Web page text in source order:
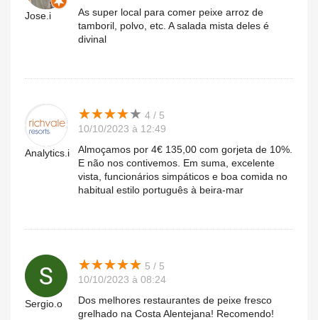
Jose.i
As super local para comer peixe arroz de
tamboril, polvo, etc. A salada mista deles é
divinal
Analytics.i
★★★★★
★★★★★ 4 / 5
10/10/2023 à 12:49
Almoçamos por 4€ 135,00 com gorjeta de 10%.
E não nos contivemos. Em suma, excelente
vista, funcionários simpáticos e boa comida no
habitual estilo português à beira-mar
Sergio.o
★★★★★
★★★★★ 5 / 5
10/10/2023 à 08:24
Dos melhores restaurantes de peixe fresco
grelhado na Costa Alentejana! Recomendo!